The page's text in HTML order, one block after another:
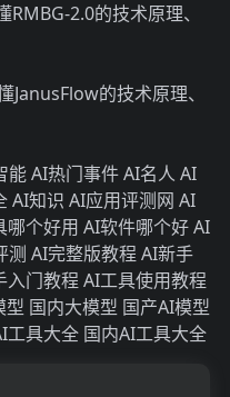
2.0的技术原理、
的技术原理、
能AI热门事件AI名人 AI
AI知识 AI应用评测网 AI
哪个好用 AI软件哪个好AI
测 AI完整版教程 AI新手
入门教程 AI工具使用教程
型 国内大模型 国产AI模型
工具大全 国内AI工具大全